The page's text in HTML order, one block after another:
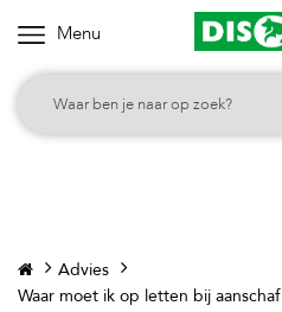
Menu
K
i
e
a
Advies
Waar moet ik op letten bij